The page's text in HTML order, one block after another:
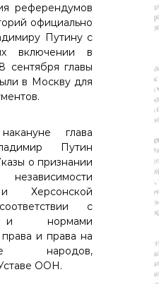
,
п
о
л
и
т
к
,
к
о
о
м
и
а
,
к
референдумов
официально
Путину с
включении в
сентября главы
в Москву для
глава
Путин
о признании
независимости
Херсонской
с
и нормами
и права на
народов,
ООН.